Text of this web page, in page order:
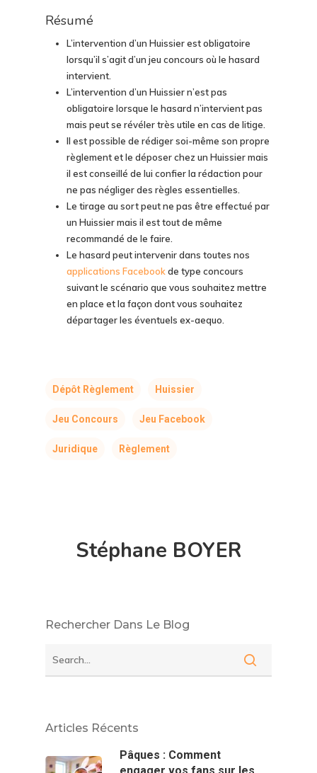
Résumé
L’intervention d’un Huissier est obligatoire
lorsqu’il s’agit d’un jeu concours où le hasard
intervient.
L’intervention d’un Huissier n’est pas
obligatoire lorsque le hasard n’intervient pas
mais peut se révéler très utile en cas de litige.
Il est possible de rédiger soi-même son propre
règlement et le déposer chez un Huissier mais
il est conseillé de lui confier la rédaction pour
ne pas négliger des règles essentielles.
Le tirage au sort peut ne pas être effectué par
un Huissier mais il est tout de même
recommandé de le faire.
Le hasard peut intervenir dans toutes nos
applications Facebookde type concours
suivant le scénario que vous souhaitez mettre
en place et la façon dont vous souhaitez
départager les éventuels ex-aequo.
Dépôt Règlement Huissier
Jeu Concours Jeu Facebook
Juridique Règlement
Stéphane BOYER
Rechercher Dans Le Blog
Articles Récents
Pâques : Comment
engager vos fans sur les